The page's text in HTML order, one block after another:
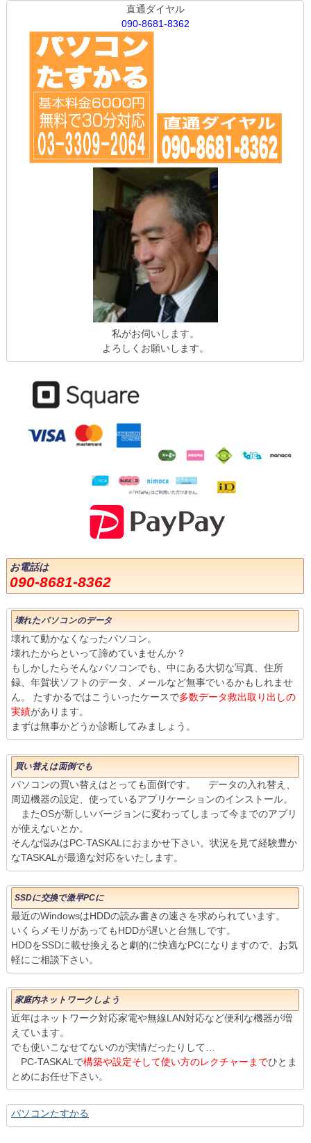
直通ダイヤル
090-8681-8362
私がお伺いします。
よろしくお願いします。
お電話は
090-8681-8362
壊れたパソコンのデータ
壊れて動かなくなったパソコン。
壊れたからといって諦めていませんか？
もしかしたらそんなパソコンでも、中にある大切な写真、住所
録、年賀状ソフトのデータ、メールなど無事でいるかもしれませ
ん。 たすかるではこういったケースで多数データ救出取り出しの
実績があります。
まずは無事かどうか診断してみましょう。
買い替えは面倒でも
パソコンの買い替えはとっても面倒です。 データの入れ替え、
周辺機器の設定、使っているアプリケーションのインストール。
またOSが新しいバージョンに変わってしまって今までのアプリ
が使えないとか。
そんな悩みはPC-TASKALにおまかせ下さい。状況を見て経験豊か
なTASKALが最適な対応をいたします。
SSDに交換で激早PCに
最近のWindowsはHDDの読み書きの速さを求められています。
いくらメモリがあってもHDDが遅いと台無しです。
HDDをSSDに載せ換えると劇的に快適なPCになりますので、お気
軽にご相談下さい。
家庭内ネットワークしよう
近年はネットワーク対応家電や無線LAN対応など便利な機器が増
えています。
でも使いこなせてないのが実情だったりして…
PC-TASKALで構築や設定そして使い方のレクチャーまでひとま
とめにお任せ下さい。
パソコンたすかる